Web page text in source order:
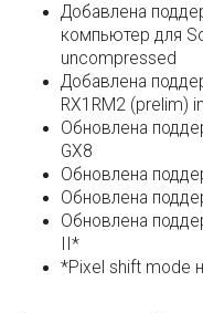
Добавлена
компьютер для
uncompressed
Добавлена
RX1RM2 (prelim)
Обновлена
GX8
Обновлена
Обновлена
Обновлена
II*
*Pixel shift mode